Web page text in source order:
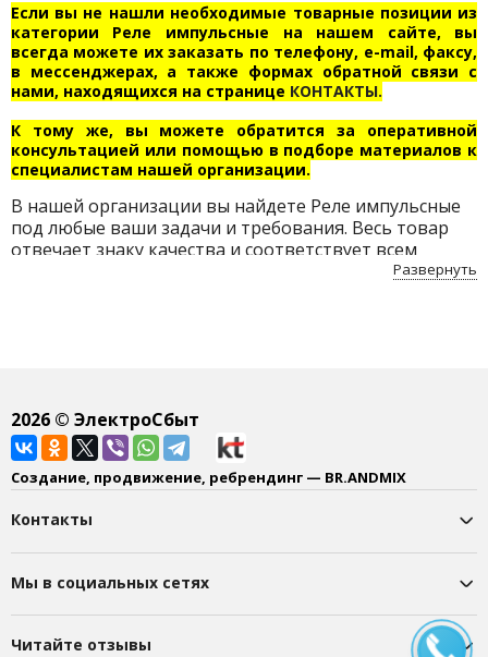
Если вы не нашли необходимые товарные позиции из
категории Реле импульсные на нашем сайте, вы
всегда можете их заказать по телефону, e-mail, факсу,
в мессенджерах, а также формах обратной связи с
нами, находящихся на странице КОНТАКТЫ.
К тому же, вы можете обратится за оперативной
консультацией или помощью в подборе материалов к
специалистам нашей организации.
В нашей организации вы найдете Реле импульсные
под любые ваши задачи и требования. Весь товар
отвечает знаку качества и соответствует всем
Развернуть
2026© ЭлектроСбыт
Создание, продвижение, ребрендинг — BR.ANDMIX
Контакты
Мы в социальных сетях
Читайте отзывы